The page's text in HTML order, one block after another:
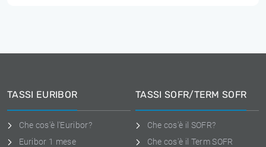
TASSI EURIBOR
Che cos'è l'Euribor?
Euribor 1 mese
TASSI SOFR/TERM SOFR
Che cos'è il SOFR?
Che cos'è il Term SOFR